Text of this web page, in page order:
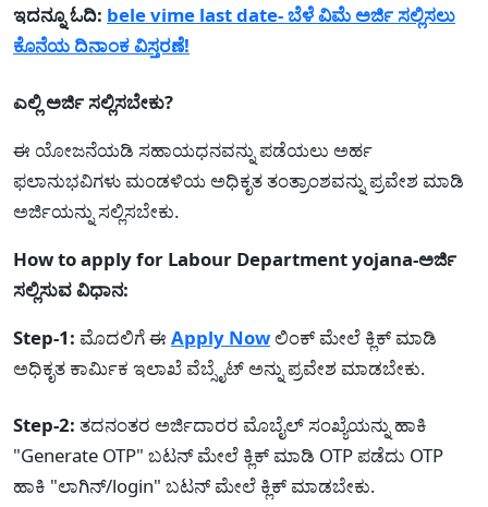
ಇದನ್ನೂ ಓದಿ: bele vime last date- ಬೆಳೆ ವಿಮೆ ಅರ್ಜಿ ಸಲ್ಲಿಸಲು
ಕೊನೆಯ ದಿನಾಂಕ ವಿಸ್ತರಣೆ!
ಎಲ್ಲಿ ಅರ್ಜಿ ಸಲ್ಲಿಸಬೇಕು?
ಈ ಯೋಜನೆಯಡಿ ಸಹಾಯಧನವನ್ನು ಪಡೆಯಲು ಅರ್ಹ
ಫಲಾನುಭವಿಗಳು ಮಂಡಳಿಯ ಅಧಿಕೃತ ತಂತ್ರಾಂಶವನ್ನು ಪ್ರವೇಶ ಮಾಡಿ
ಅರ್ಜಿಯನ್ನು ಸಲ್ಲಿಸಬೇಕು.
How to apply for Labour Department yojana-ಅರ್ಜಿ
ಸಲ್ಲಿಸುವ ವಿಧಾನ:
Step-1: ಮೊದಲಿಗೆ ಈ Apply Now ಲಿಂಕ್ ಮೇಲೆ ಕ್ಲಿಕ್ ಮಾಡಿ
ಅಧಿಕೃತ ಕಾರ್ಮಿಕ ಇಲಾಖೆ ವೆಬ್ಸೈಟ್ ಅನ್ನು ಪ್ರವೇಶ ಮಾಡಬೇಕು.
Step-2: ತದನಂತರ ಅರ್ಜಿದಾರರ ಮೊಬೈಲ್ ಸಂಖ್ಯೆಯನ್ನು ಹಾಕಿ
"Generate OTP" ಬಟನ್ ಮೇಲೆ ಕ್ಲಿಕ್ ಮಾಡಿ OTP ಪಡೆದು OTP
ಹಾಕಿ "ಲಾಗಿನ್/login" ಬಟನ್ ಮೇಲೆ ಕ್ಲಿಕ್ ಮಾಡಬೇಕು.